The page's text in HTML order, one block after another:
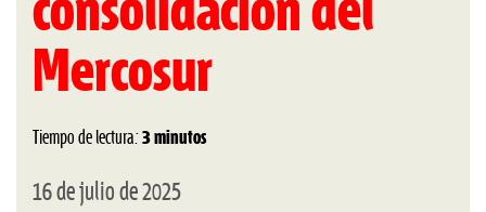
consolidación del
Mercosur
Tiempo de lectura: 3 minutos
16 de julio de 2025